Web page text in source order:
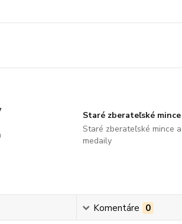
Staré zberateľské mince
Staré zberateľské mince a
medaily
Komentáre 0